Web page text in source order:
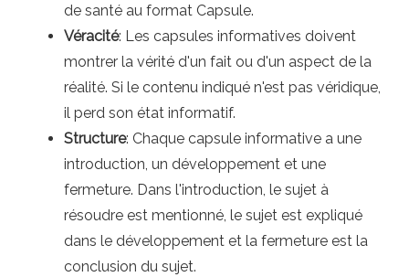
de santé au format Capsule.
Véracité: Les capsules informatives doivent
montrer la vérité d'un fait ou d'un aspect de la
réalité. Si le contenu indiqué n'est pas véridique,
il perd son état informatif.
Structure: Chaque capsule informative a une
introduction, un développement et une
fermeture. Dans l'introduction, le sujet à
résoudre est mentionné, le sujet est expliqué
dans le développement et la fermeture est la
conclusion du sujet.